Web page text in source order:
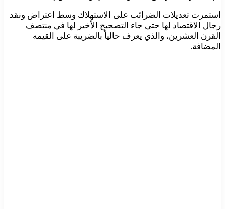
استمرت تعديلات الضرائب على الاستهلاك وسط اعتراض ونقد
رجال الاقتصاد لها حتى جاء التصحيح الأخير لها في منتصف
القرن العشرين، والذي يعرف حالياً بالضريبة على القيمه
المضافة.